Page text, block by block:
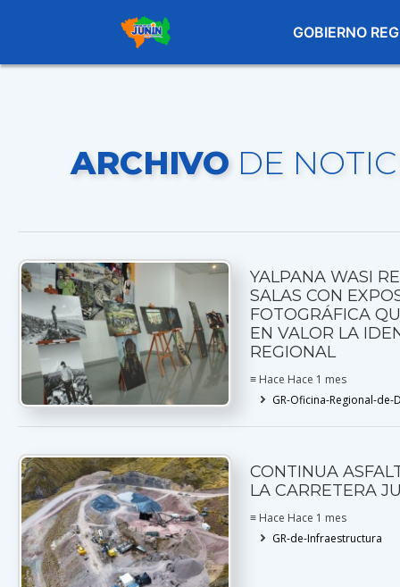
GOBIERNO
ARCHIVODE
YALPANA WASI
SALAS CON
FOTOGRÁFICA
EN VALOR LA
REGIONAL
≡ Hace Hace 1 mes
GR-Oficina-Regional-
CONTINUA
LA CARRETERA
≡ Hace Hace 1 mes
GR-de-Infraestructura